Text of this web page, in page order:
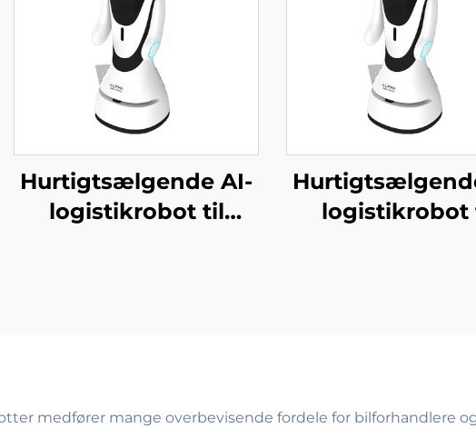
Hurtigtsælgende AI-
logistikrobot til
logistikrobot
medfører mange overbevisende fordele for bilforhandlere